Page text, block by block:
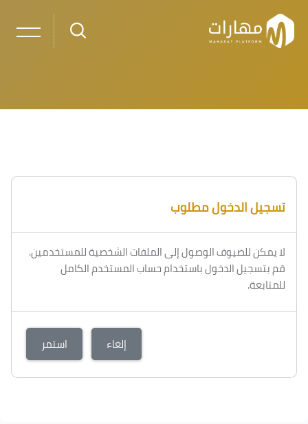
الكتل
تسجيل الدخول مطلوب
لا يمكن للضيوف الوصول إلى الملفات الشخصية للمستخدمين.
قم بتسجيل الدخول باستخدام حساب المستخدم الكامل
للمتابعة.
إلغاء استمر